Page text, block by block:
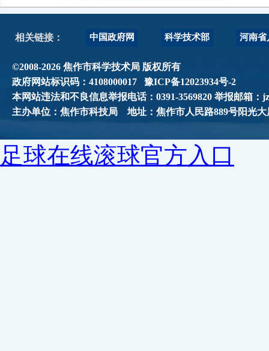
相关链接： 中国政府网 科学技术部 河南省
©2008-2026 焦作市科学技术局 版权所有
政府网站标识码：4108000017
豫ICP备12023934号-2
本网站违法和不良信息举报电话：0391-3569820 举报邮箱：
主办单位：焦作市科技局 地址：焦作市人民路889号阳光大
足球在线滚球官方入口